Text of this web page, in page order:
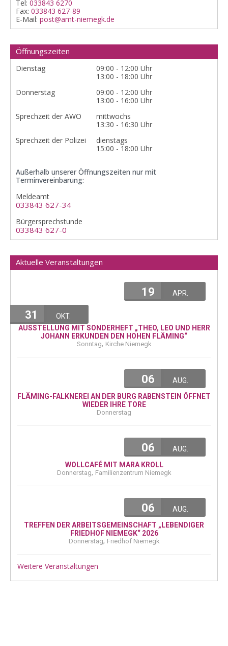
Tel: 033843 6270
Fax: 033843 627-89
E-Mail: post@amt-niemegk.de
Öffnungszeiten
Dienstag
09:00 - 12:00 Uhr
13:00 - 18:00 Uhr
Donnerstag
09:00 - 12:00 Uhr
13:00 - 16:00 Uhr
Sprechzeit der AWO
mittwochs
13:30 - 16:30 Uhr
Sprechzeit der Polizei
dienstags
15:00 - 18:00 Uhr
Außerhalb unserer Öffnungszeiten nur mit
Terminvereinbarung:
Meldeamt
033843 627-34
Bürgersprechstunde
033843 627-0
Aktuelle Veranstaltungen
19 APR.
31
OKT.
AUSSTELLUNG MIT SONDERHEFT „THEO, LEO UND HERR
JOHANN ERKUNDEN DEN HOHEN FLÄMING“
Sonntag, Kirche Niemegk
06
AUG.
FLÄMING-FALKNEREI AN DER BURG RABENSTEIN ÖFFNET
WIEDER IHRE TORE
Donnerstag
06
AUG.
WOLLCAFÉ MIT MARA KROLL
Donnerstag, Familienzentrum Niemegk
06
AUG.
TREFFEN DER ARBEITSGEMEINSCHAFT „LEBENDIGER
FRIEDHOF NIEMEGK“ 2026
Donnerstag, Friedhof Niemegk
Weitere Veranstaltungen